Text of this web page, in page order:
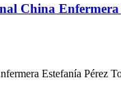
China Enfermera
Estefanía Pérez